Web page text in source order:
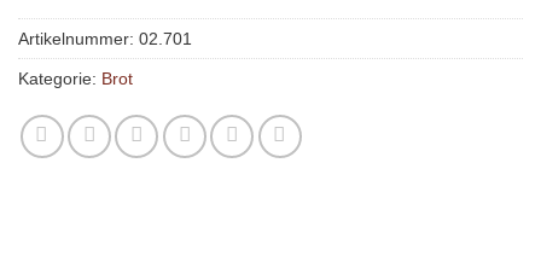
Artikelnummer: 02.701
Kategorie: Brot